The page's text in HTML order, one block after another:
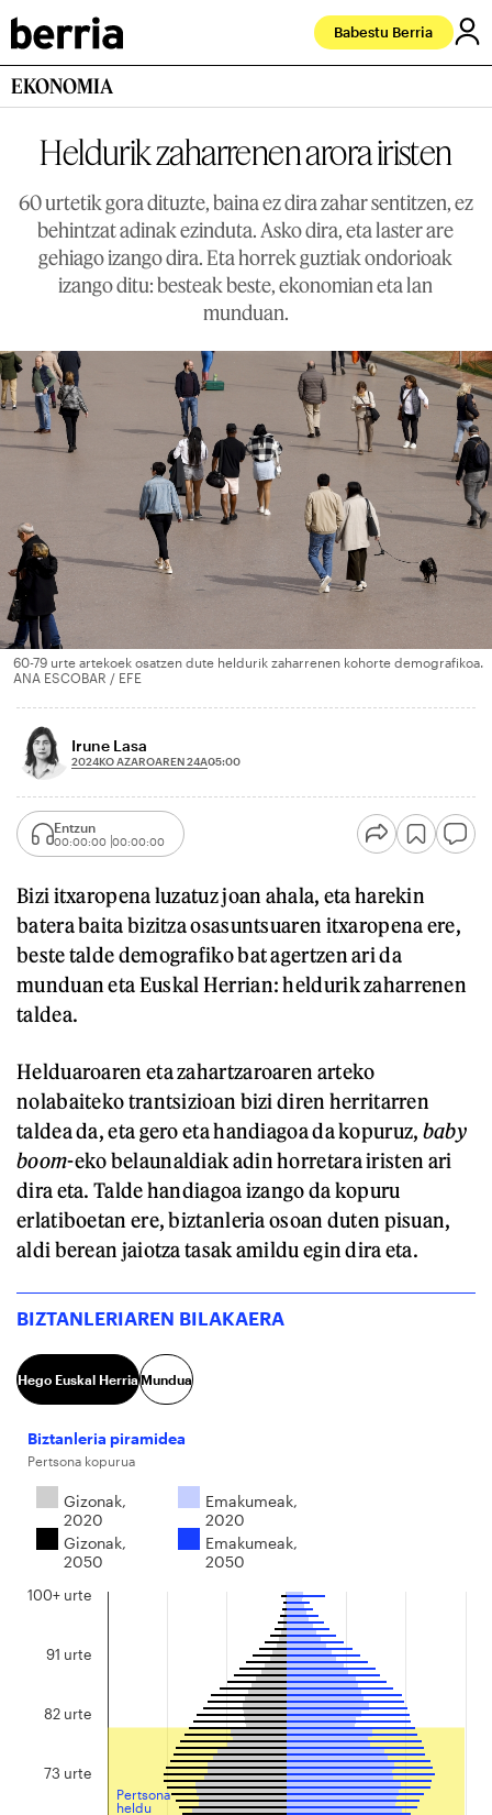
Babestu Berria
EKONOMIA
Heldurik zaharrenen arora iristen
60 urtetik gora dituzte, baina ez dira zahar sentitzen, ez
behintzat adinak ezinduta. Asko dira, eta laster are
gehiago izango dira. Eta horrek guztiak ondorioak
izango ditu: besteak beste, ekonomian eta lan
munduan.
60-79 urte artekoek osatzen dute heldurik zaharrenen kohorte demografikoa.
ANA ESCOBAR / EFE
Irune Lasa
2024KO AZAROAREN 24A05:00
Entzun
00:00:00 00:00:00
Bizi itxaropena luzatuz joan ahala, eta harekin
batera baita bizitza osasuntsuaren itxaropena ere,
beste talde demografiko bat agertzen ari da
munduan eta Euskal Herrian: heldurik zaharrenen
taldea.
Helduaroaren eta zahartzaroaren arteko
nolabaiteko trantsizioan bizi diren herritarren
taldea da, eta gero eta handiagoa da kopuruz, baby
boom-eko belaunaldiak adin horretara iristen ari
dira eta. Talde handiagoa izango da kopuru
erlatiboetan ere, biztanleria osoan duten pisuan,
aldi berean jaiotza tasak amildu egin dira eta.